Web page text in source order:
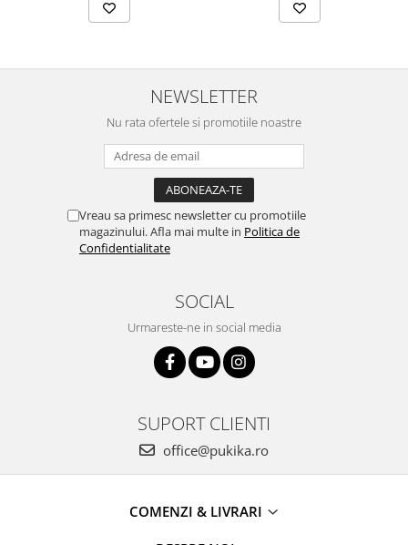
NEWSLETTER
Nu rata ofertele si promotiile noastre
Vreau sa primesc newsletter cu promotiile
magazinului. Afla mai multe in Politica de
Confidentialitate
SOCIAL
Urmareste-ne in social media
SUPORT CLIENTI
office@pukika.ro
COMENZI & LIVRARI